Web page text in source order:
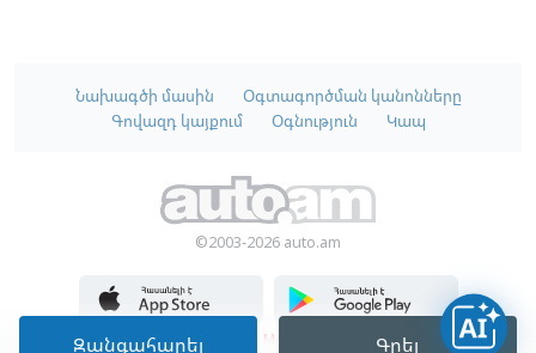
Զանգահարել Գրել
Նախագծի մասին
Օգտագործման կանոնները
Գովազդ կայքում
Օգնություն Կապ
©2003-2026 auto.am
Մշակված է MATEMAT